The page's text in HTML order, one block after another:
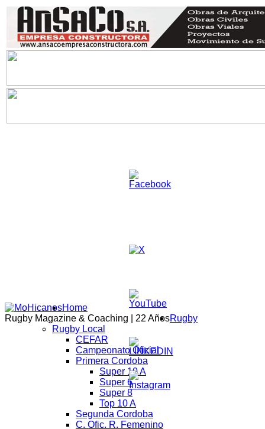
Rugby Magazine & Coaching | 22 Años
Home
Rugby
Rugby Local
CEFAR
Campeonato Oficial
Primera Cordoba
Super 10 A
Super 6
Super 8
Top 10 A
Segunda Cordoba
C. Ofic. R. Femenino